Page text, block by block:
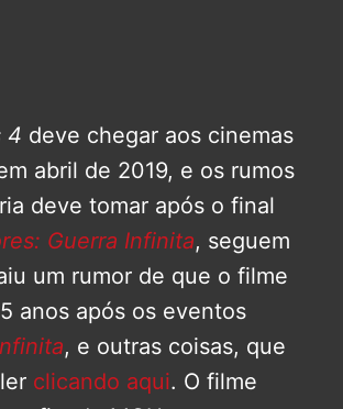
4 deve chegar aos cinemas
abril de 2019, e os rumos
deve tomar após o final
Guerra Infinita, seguem
um rumor de que o filme
anos após os eventos
, e outras coisas, que
clicando aqui. O filme